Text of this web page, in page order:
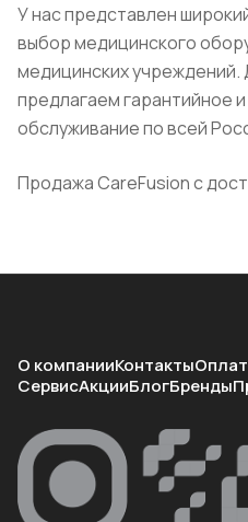
У нас представлен
выбор медицинского
медицинских
предлагаем гарантийное
обслуживание по всей
Продажа CareFusion с
О компанииКонтакты
СервисАкцииБлогБренды